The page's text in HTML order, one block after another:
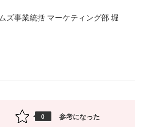
ズ事業統括 マーケティング部 堀
0 参考になった